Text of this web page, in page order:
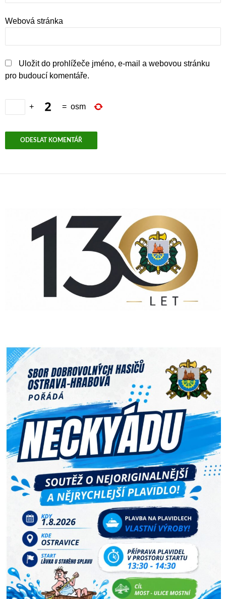
Webová stránka
Uložit do prohlížeče jméno, e-mail a webovou stránku
pro budoucí komentáře.
+ = osm